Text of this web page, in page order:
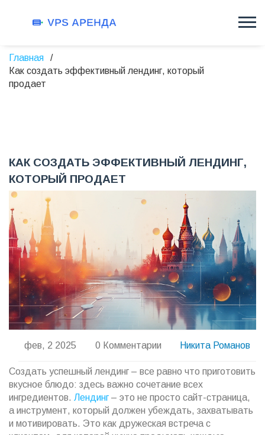
Главная
Как создать эффективный лендинг, который
продает
КАК СОЗДАТЬ ЭФФЕКТИВНЫЙ ЛЕНДИНГ,
КОТОРЫЙ ПРОДАЕТ
фев, 2 2025 0 Комментарии Никита Романов
Создать успешный лендинг – все равно что приготовить
вкусное блюдо: здесь важно сочетание всех
ингредиентов. Лендинг – это не просто сайт-страница,
а инструмент, который должен убеждать, захватывать
и мотивировать. Это как дружеская встреча с